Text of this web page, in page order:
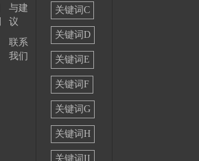
与建
议
联系
我们
关键词C
关键词D
关键词E
关键词F
关键词G
关键词H
关键词II